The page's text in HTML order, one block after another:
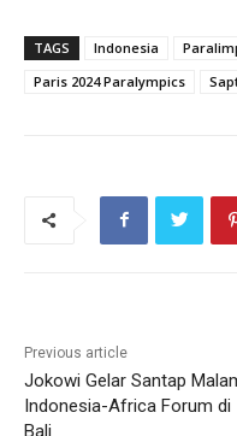
TAGS Indonesia
Paris 2024 Paralympics
Previous article
Jokowi Gelar Santap
Indonesia-Africa Forum di
Bali